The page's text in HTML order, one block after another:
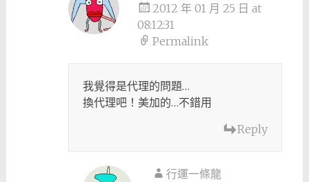
2012 年 01 月 25 日 at
08:12:31
Permalink
我覺得是代理的問題…
換代理吧！美加的…不錯用
Reply
行運一條龍